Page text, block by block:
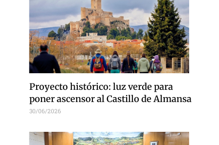
Proyecto histórico: luz verde para
poner ascensor al Castillo de Almansa
30/06/2026